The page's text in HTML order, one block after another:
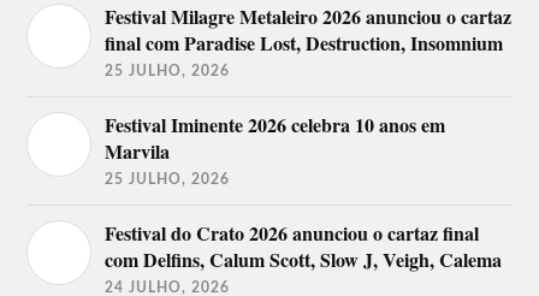
Festival Milagre Metaleiro 2026 anunciou o cartaz
final com Paradise Lost, Destruction, Insomnium
25 JULHO, 2026
Festival Iminente 2026 celebra 10 anos em
Marvila
25 JULHO, 2026
Festival do Crato 2026 anunciou o cartaz final
com Delfins, Calum Scott, Slow J, Veigh, Calema
24 JULHO, 2026